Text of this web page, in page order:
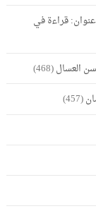
قراءة في
العسال(468)
(457)